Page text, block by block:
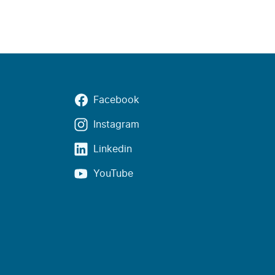
Facebook
Instagram
Linkedin
YouTube